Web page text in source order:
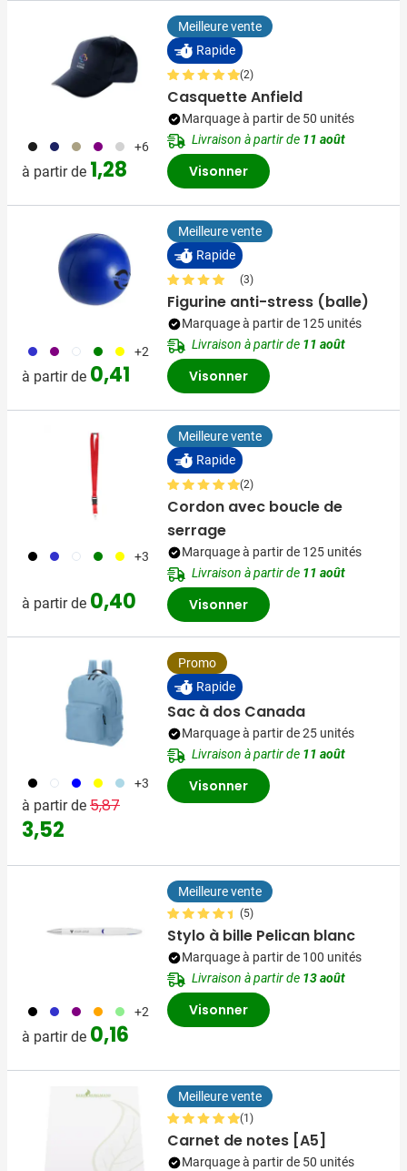
001 023 013 024 002 +6
à partir de 1,28
Meilleure vente
Rapide
(2)
Casquette Anfield
Marquage à partir de 50 unités
Livraison à partir de 11 août
Visonner
023 024 002 004 006 +2
à partir de 0,41
Meilleure vente
Rapide
(3)
Figurine anti-stress (balle)
Marquage à partir de 125 unités
Livraison à partir de 11 août
Visonner
001 023 002 004 006 +3
à partir de 0,40
Meilleure vente
Rapide
(2)
Cordon avec boucle de
serrage
Marquage à partir de 125 unités
Livraison à partir de 11 août
Visonner
001 002 005 006 018 +3
à partir de Prix normal
5,87 Prix spécial
3,52
Promo
Rapide
Sac à dos Canada
Marquage à partir de 25 unités
Livraison à partir de 11 août
Visonner
001 023 024 007 029 +2
à partir de 0,16
Meilleure vente
(5)
Stylo à bille Pelican blanc
Marquage à partir de 100 unités
Livraison à partir de 13 août
Visonner
Meilleure vente
(1)
Carnet de notes [A5]
Marquage à partir de 50 unités